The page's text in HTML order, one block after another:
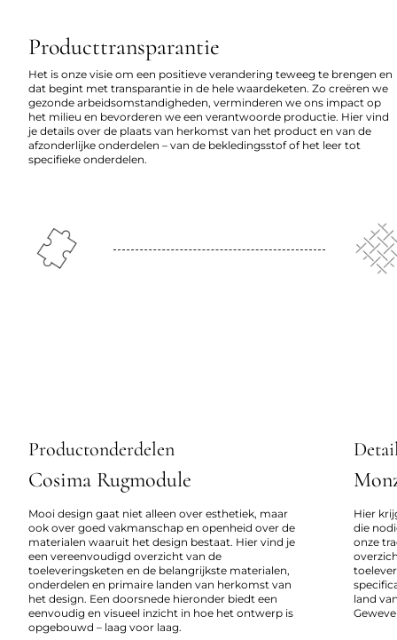
Producttransparantie
Het is onze visie om een positieve verandering teweeg te brengen en
dat begint met transparantie in de hele waardeketen. Zo creëren we
gezonde arbeidsomstandigheden, verminderen we ons impact op
het milieu en bevorderen we een verantwoorde productie. Hier vind
je details over de plaats van herkomst van het product en van de
afzonderlijke onderdelen – van de bekledingsstof of het leer tot
specifieke onderdelen.
Productonderdelen
Cosima Rugmodule
Mooi design gaat niet alleen over esthetiek, maar
ook over goed vakmanschap en openheid over de
materialen waaruit het design bestaat. Hier vind je
een vereenvoudigd overzicht van de
toeleveringsketen en de belangrijkste materialen,
onderdelen en primaire landen van herkomst van
het design. Een doorsnede hieronder biedt een
eenvoudig en visueel inzicht in hoe het ontwerp is
opgebouwd – laag voor laag.
Hier
die
onze
land